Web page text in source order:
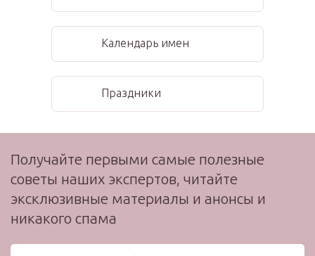
Календарь имен
Праздники
Получайте первыми самые полезные
советы наших экспертов, читайте
эксклюзивные материалы и анонсы и
никакого спама